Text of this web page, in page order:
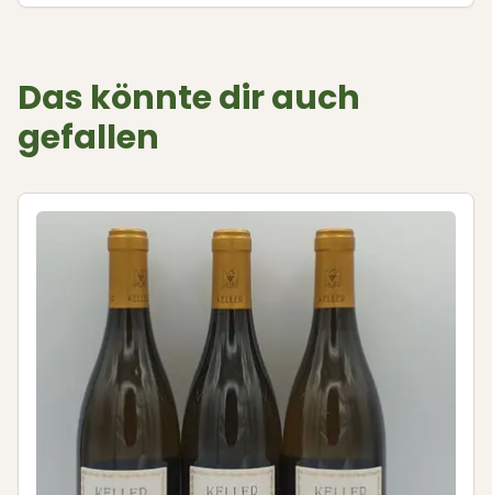
Das könnte dir auch
gefallen